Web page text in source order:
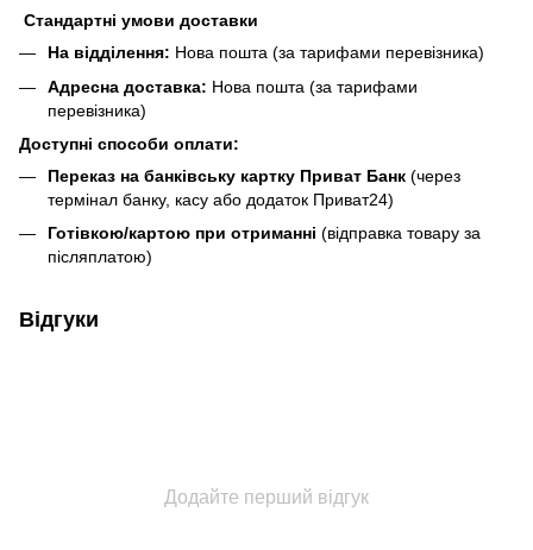
Стандартні умови доставки
На відділення: Нова пошта (за тарифами перевізника)
Адресна доставка: Нова пошта (за тарифами
перевізника)
Доступні способи оплати:
Переказ на банківську картку Приват Банк (через
термінал банку, касу або додаток Приват24)
Готівкою/картою при отриманні (відправка товару за
післяплатою)
Відгуки
Додайте перший відгук